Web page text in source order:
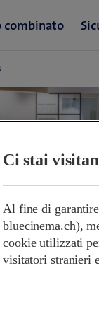
Ci stai
Al fine di
bluecinema.ch),
cookie utilizzati
visitatori stranieri